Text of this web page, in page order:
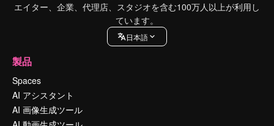
エイター、企業、代理店、スタジオを含む100万人以上が利用し
ています。
日本語
製品
Spaces
AI アシスタント
AI 画像生成ツール